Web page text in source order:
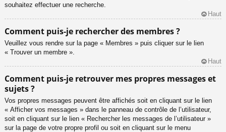
souhaitez effectuer une recherche.
Haut
Comment puis-je rechercher des membres ?
Veuillez vous rendre sur la page « Membres » puis cliquer sur le lien
« Trouver un membre ».
Haut
Comment puis-je retrouver mes propres messages et
sujets ?
Vos propres messages peuvent être affichés soit en cliquant sur le lien
« Afficher vos messages » dans le panneau de contrôle de l’utilisateur,
soit en cliquant sur le lien « Rechercher les messages de l’utilisateur »
sur la page de votre propre profil ou soit en cliquant sur le menu